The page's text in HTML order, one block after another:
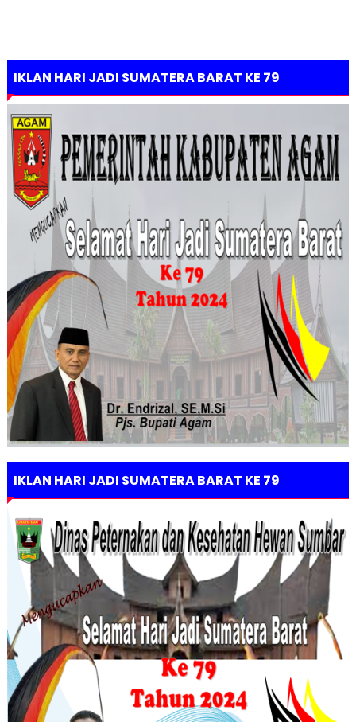
IKLAN HARI JADI SUMATERA BARAT KE 79
IKLAN HARI JADI SUMATERA BARAT KE 79